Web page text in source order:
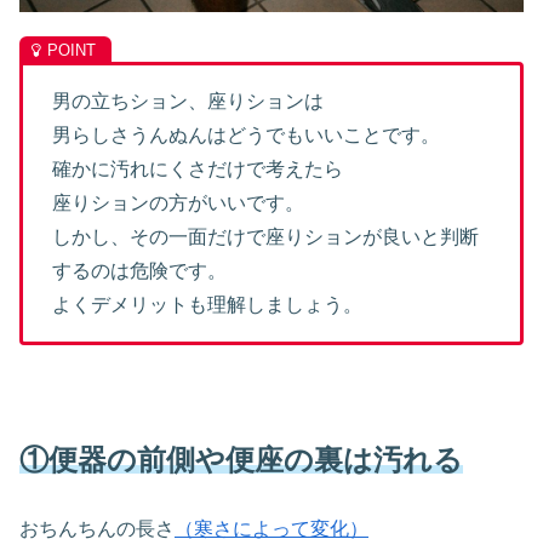
男の立ちション、座りションは
男らしさうんぬんはどうでもいいことです。
確かに汚れにくさだけで考えたら
座りションの方がいいです。
しかし、その一面だけで座りションが良いと判断
するのは危険です。
よくデメリットも理解しましょう。
①便器の前側や便座の裏は汚れる
おちんちんの長さ （寒さによって変化）